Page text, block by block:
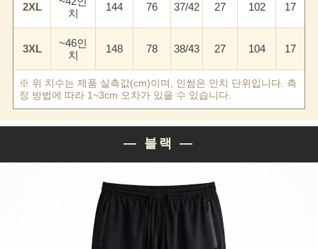
2XL
치
144 76 37/42 27 102 17
3XL
~46인
치
148 78 38/43 27 104 17
※ 위 치수는 제품 실측값(cm)이며, 인썸은 인치 단위입니다. 측
정 방법에 따라 1~3cm 오차가 있을 수 있습니다.
— 블랙 —